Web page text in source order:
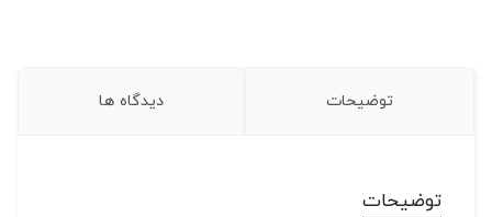
توضیحات دیدگاه ها
توضیحات